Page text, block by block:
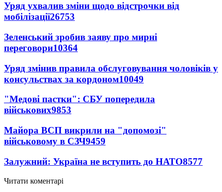
Уряд ухвалив зміни щодо відстрочки від
мобілізації26753
Зеленський зробив заяву про мирні
переговори10364
Уряд змінив правила обслуговування чоловіків у
консульствах за кордоном10049
"Медові пастки": СБУ попередила
військових9853
Майора ВСП викрили на "допомозі"
військовому в СЗЧ9459
Залужний: Україна не вступить до НАТО8577
Читати коментарі